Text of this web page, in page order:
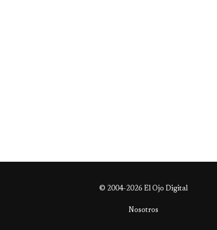
© 2004-2026 El Ojo Digital
Nosotros